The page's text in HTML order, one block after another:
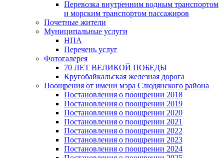
Перевозка внутренним водным транспортом
и морским транспортом пассажиров
Почетные жители
Муниципальные услуги
НПА
Перечень услуг
Фотогалерея
70 ЛЕТ ВЕЛИКОЙ ПОБЕДЫ
Кругобайкальская железная дорога
Поощрения от имени мэра Слюдянского района
Постановления о поощрении 2018
Постановления о поощрении 2019
Постановления о поощрении 2020
Постановления о поощрении 2021
Постановления о поощрении 2022
Постановления о поощрении 2023
Постановления о поощрении 2024